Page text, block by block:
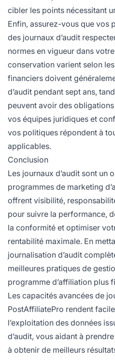
cibler les points nécessitant
Enfin, assurez-vous que vos
des journaux d’audit
normes en vigueur dans
conservation varient selon
financiers doivent
d’audit pendant sept ans,
peuvent avoir des
vos équipes juridiques et
vos politiques répondent à
applicables.
Conclusion
Les journaux d’audit sont un
programmes de marketing
offrent visibilité,
pour suivre la performance,
la conformité et optimiser
rentabilité maximale. En
journalisation d’audit
meilleures pratiques de
programme d’affiliation plus
Les capacités avancées de
PostAffiliatePro rendent
l’exploitation des données
d’audit, vous aidant à
à obtenir de meilleurs